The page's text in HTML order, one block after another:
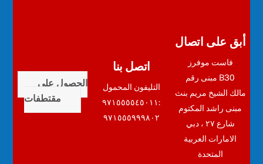
الحصول على
مقتطفات
اتصل بنا
التليفون المحمول
:٩٧١٥٥٥٥٤٥٠١١
٩٧١٥٥٥٩٩٩٨٠٢
أبق على اتصال
فاست موفرز
مبنى رقم B30
مالك الشيخ مريم بنث
مبنى راشد المكتوم
شارع ٢٧ ، دبي
الامارات العربية
المتحدة